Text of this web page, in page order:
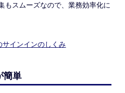
もスムーズなので、業務効率化に
インインのしくみ
簡単